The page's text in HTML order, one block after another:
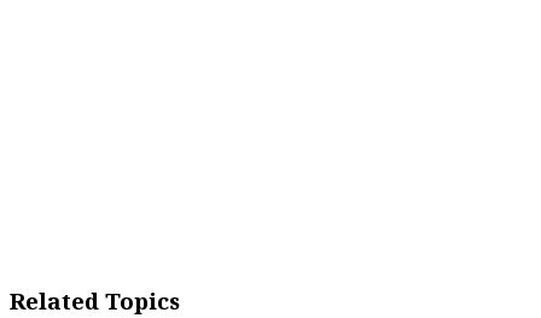
Related Topics